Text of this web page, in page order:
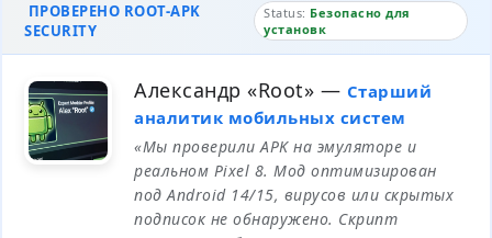
ПРОВЕРЕНО ROOT-APK
SECURITY
Status: Безопасно для
установк
Александр «Root» — Старший
аналитик мобильных систем
«Мы проверили APK на эмуляторе и
реальном Pixel 8. Мод оптимизирован
под Android 14/15, вирусов или скрытых
подписок не обнаружено. Скрипт